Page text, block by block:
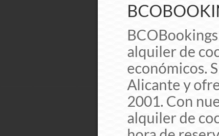
alquiler de
económicos.
Alicante y
2001. Con
alquiler de